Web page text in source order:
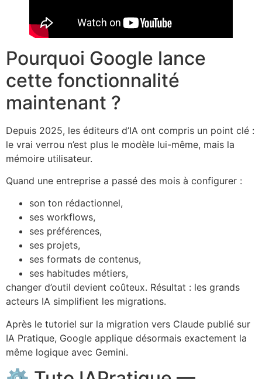
Pourquoi Google lance
cette fonctionnalité
maintenant ?
Depuis 2025, les éditeurs d’IA ont compris un point clé :
le vrai verrou n’est plus le modèle lui-même, mais la
mémoire utilisateur.
Quand une entreprise a passé des mois à configurer :
son ton rédactionnel,
ses workflows,
ses préférences,
ses projets,
ses formats de contenus,
ses habitudes métiers,
changer d’outil devient coûteux. Résultat : les grands
acteurs IA simplifient les migrations.
Après le tutoriel sur la migration vers Claude publié sur
IA Pratique, Google applique désormais exactement la
même logique avec Gemini.